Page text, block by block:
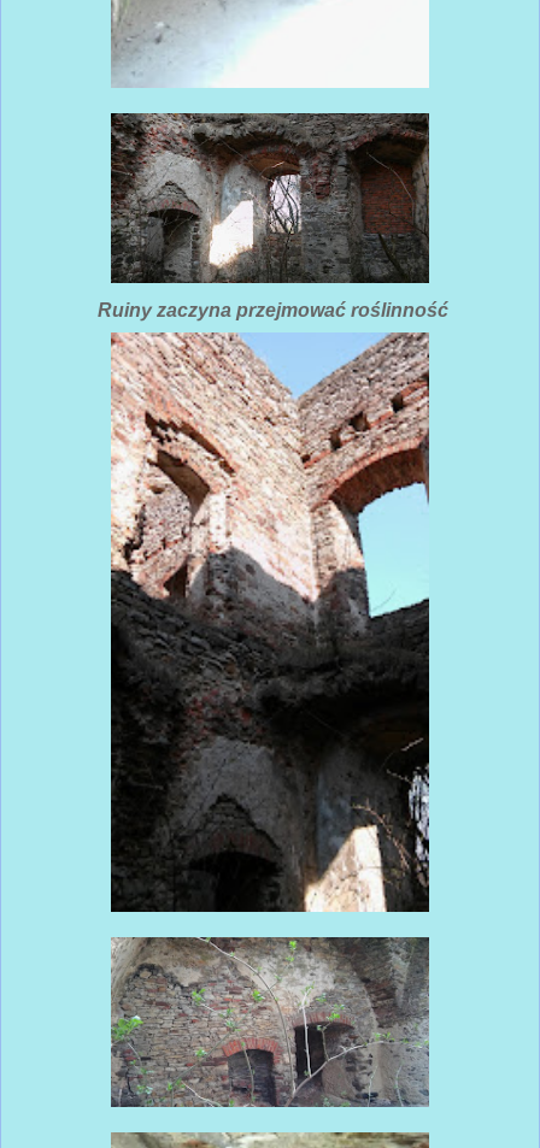
Ruiny zaczyna przejmować roślinność